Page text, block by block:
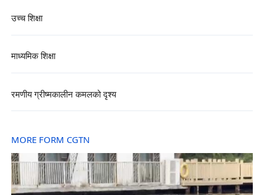
उच्च शिक्षा
माध्यमिक शिक्षा
रमणीय ग्रीष्मकालीन कमलको दृश्य
MORE FORM CGTN